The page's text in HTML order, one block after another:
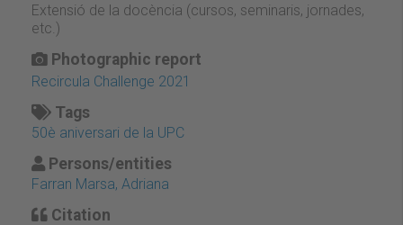
Extensió de la docència (cursos, seminaris, jornades,
etc.)
Photographic report
Recircula Challenge 2021
Tags
50è aniversari de la UPC
Persons/entities
Farran Marsa, Adriana
Citation